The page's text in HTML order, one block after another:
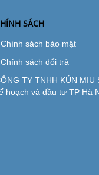
SÁCH
Chính sách bảo mật
Chính sách đổi trả
TY TNHH KÚN
hoạch và đầu tư TP Hà